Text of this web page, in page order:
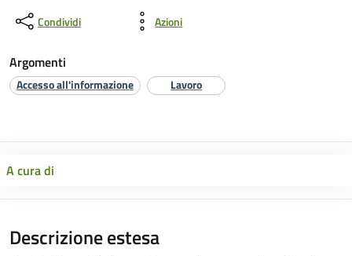
Condividi Azioni
Argomenti
Accesso all'informazione Lavoro
A cura di
Descrizione estesa